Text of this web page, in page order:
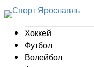
Хоккей
Футбол
Волейбол